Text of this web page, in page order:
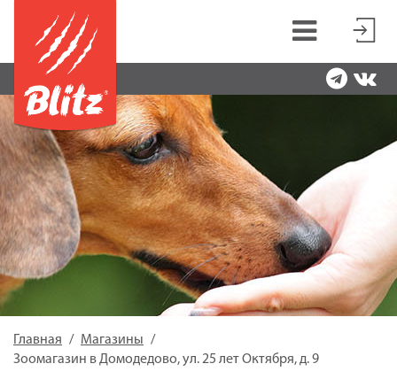
Главная
Магазины
Зоомагазин в Домодедово, ул. 25 лет Октября, д. 9